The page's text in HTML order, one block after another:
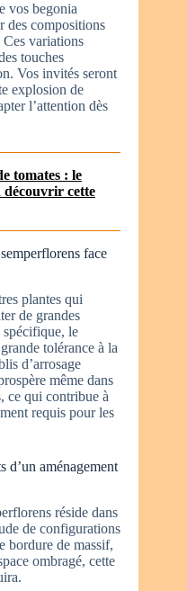
vos begonia
des compositions
variations
touches
Vos invités seront
explosion de
l’attention dès
tomates : le
découvrir cette
face
plantes qui
de grandes
spécifique, le
tolérance à la
d’arrosage
même dans
ce qui contribue à
requis pour les
d’un aménagement
réside dans
de configurations
bordure de massif,
ombragé, cette